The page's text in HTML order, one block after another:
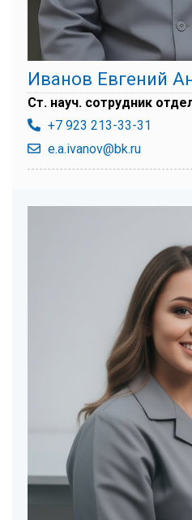
Иванов Евгений
Ст. науч. сотрудник
+7 923 213-33-31
e.a.ivanov@bk.ru